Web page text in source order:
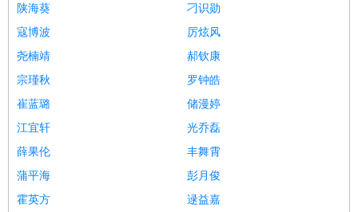
陕海葵
刁识勋
寇博波
厉炫风
尧楠靖
郝钦康
宗瑾秋
罗钟皓
崔蓝璐
储漫婷
江宜轩
光乔磊
薛果伦
丰舞霄
蒲平海
彭月俊
霍英方
逯益嘉